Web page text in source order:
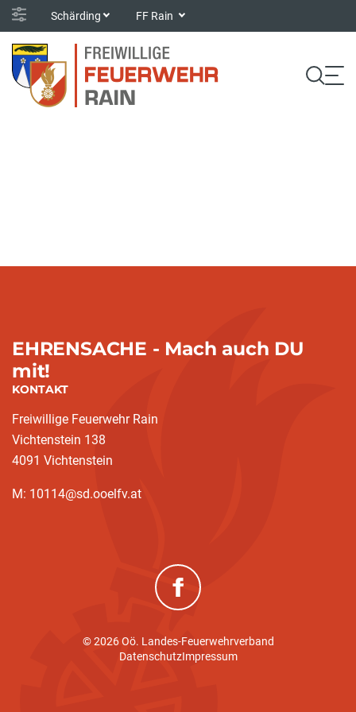
Schärding FF Rain
EHRENSACHE - Mach auch DU
mit!
KONTAKT
Freiwillige Feuerwehr Rain
Vichtenstein 138
4091 Vichtenstein
M: 10114@sd.ooelfv.at
(neues Fenster)
© 2026 Oö. Landes-Feuerwehrverband
DatenschutzImpressum